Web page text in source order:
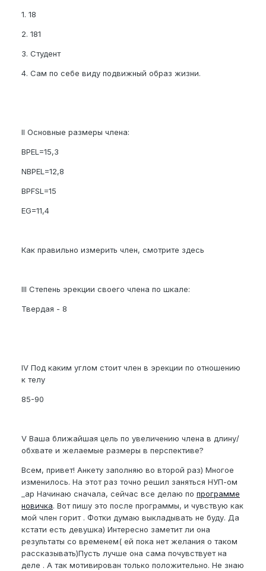
1. 18
2. 181
3. Студент
4. Сам по себе виду подвижный образ жизни.
II Основные размеры члена:
BPEL=15,3
NBPEL=12,8
BPFSL=15
EG=11,4
Как правильно измерить член, смотрите здесь
III Степень эрекции своего члена по шкале:
Твердая - 8
IV Под каким углом стоит член в эрекции по отношению
к телу
85-90
V Ваша ближайшая цель по увеличению члена в длину/
обхвате и желаемые размеры в перспективе?
Всем, привет! Анкету заполняю во второй раз) Многое
изменилось. На этот раз точно решил заняться НУП-ом
_ap Начинаю сначала, сейчас все делаю по программе
новичка. Вот пишу это после программы, и чувствую как
мой член горит . Фотки думаю выкладывать не буду. Да
кстати есть девушка) Интересно заметит ли она
результаты со временем( ей пока нет желания о таком
рассказывать)Пусть лучше она сама почувствует на
деле . А так мотивирован только положительно. Не знаю